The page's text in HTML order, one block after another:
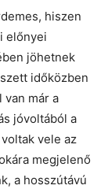
hiszen
előnyei
jöhetnek
időközben
van már a
jóvoltából a
vele az
megjelenő
a hosszútávú